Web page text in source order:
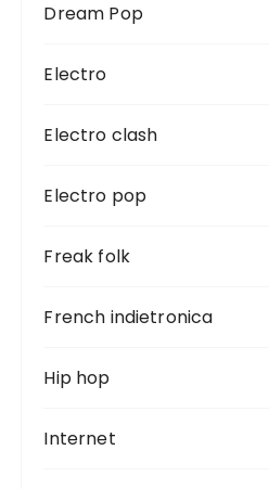
Dream Pop
Electro
Electro clash
Electro pop
Freak folk
French indietronica
Hip hop
Internet